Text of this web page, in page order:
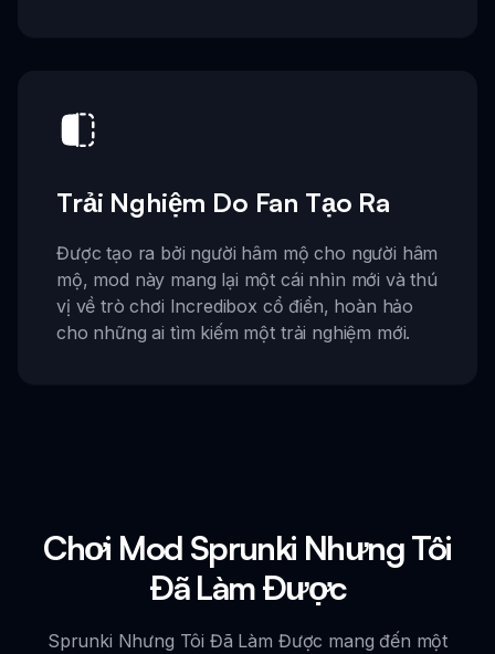
Trải Nghiệm Do Fan Tạo Ra
Được tạo ra bởi người hâm mộ cho người hâm
mộ, mod này mang lại một cái nhìn mới và thú
vị về trò chơi Incredibox cổ điển, hoàn hảo
cho những ai tìm kiếm một trải nghiệm mới.
Chơi Mod Sprunki Nhưng Tôi
Đã Làm Được
Sprunki Nhưng Tôi Đã Làm Được mang đến một